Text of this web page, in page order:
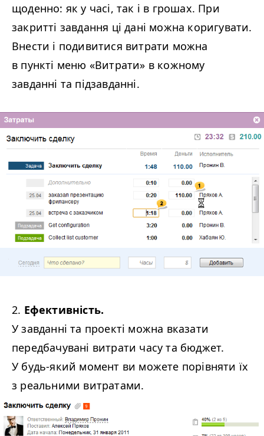
щоденно: як у часі, так і в грошах. При
закритті завдання ці дані можна коригувати.
Внести і подивитися витрати можна
в пункті меню «Витрати» в кожному
завданні та підзавданні.
2. Ефективність.
У завданні та проекті можна вказати
передбачувані витрати часу та бюджет.
У будь-який момент ви можете порівняти їх
з реальними витратами.